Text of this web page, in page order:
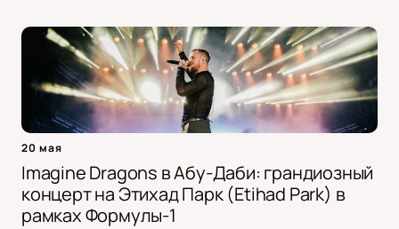
20 мая
Imagine Dragons в Абу-Даби: грандиозный
концерт на Этихад Парк (Etihad Park) в
рамках Формулы-1